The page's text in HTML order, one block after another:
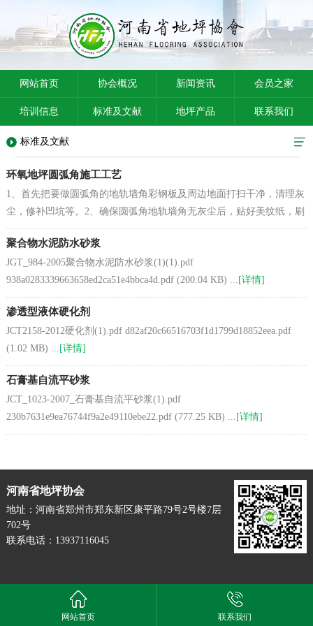
网站首页 协会概况 新闻资讯 会员之家
培训信息 标准及文献 地坪产品 联系我们
标准及文献
环氧地坪圆弧角施工工艺
1、首先把要做圆弧角的地轨墙角彩钢板及周边地面打扫干净，清理灰
尘，修补凹坑等。2、确保圆弧角地轨墙角无灰尘后，贴好美纹纸，刷
上底涂（底涂切忌弄到墙板上），底涂后把搅拌均匀的环氧... [详情]
聚合物水泥防水砂浆
JGT_984-2005聚合物水泥防水砂浆(1)(1).pdf
938a0283339663658ed2ca51e4bbca4d.pdf (200.04 KB) ... [详情]
渗透型液体硬化剂
JCT2158-2012硬化剂(1).pdf d82af20c66516703f1d1799d18852eea.pdf
(1.02 MB) ... [详情]
石膏基自流平砂浆
JCT_1023-2007_石膏基自流平砂浆(1).pdf
230b7631e9ea76744f9a2e49110ebe22.pdf (777.25 KB) ... [详情]
河南省地坪协会
地址：河南省郑州市郑东新区康平路79号2号楼7层
702号
联系电话：13937116045
网站首页 联系我们